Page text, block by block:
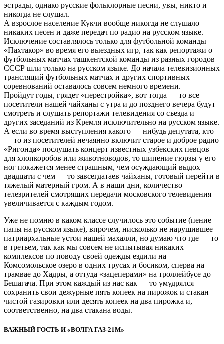
эстрады, однако русские фольклорные песни, увы, никто и
никогда не слушал.
А взрослое население Кукчи вообще никогда не слушало
никаких песен и даже передач по радио на русском языке.
Исключение составлялось только для футбольной команды
«Пахтакор» во время его выездных игр, так как репортажи о
футбольных матчах ташкентской команды из разных городов
СССР шли только на русском языке. До начала телевизионных
трансляций футбольных матчах и других спортивных
соревнований оставалось совсем немного времени.
Пройдут годы, грядет «перестройка», вот тогда — то все
посетители нашей чайханы с утра и до позднего вечера будут
смотреть и слушать репортажи телевидения со съезда и
других заседаний из Кремля исключительно на русском языке.
А если во время выступления какого — нибудь депутата, кто
— то из посетителей нечаянно включит старое и доброе радио
«Ригонда» послушать концерт известных узбекских певцов
для хлопкоробов или животноводов, то шипение гюрзы у его
ног покажется менее страшным, чем осуждающий выдох
двадцати с чем — то завсегдатаев чайханы, готовый перейти в
тяжелый матерный гром. А в наши дни, количество
телезрителей смотрящих передачи московского телевидения
увеличивается с каждым годом.
Уже не помню в каком классе случилось это событие (пение
папы на русском языке), впрочем, нисколько не нарушившее
патриархальные устои нашей махалли, но думаю что где — то
в третьем, так как мы совсем не испытывая никаких
комплексов по поводу своей одежды ездили на
Комсомольское озеро в одних трусах и босиком, сперва на
трамвае до Хадры, а оттуда «зацеперами» на троллейбусе до
Бешагача. При этом каждый из нас как — то умудрялся
сохранить свои дежурные пять копеек на пирожок и стакан
чистой газировки или десять копеек на два пирожка и,
соответственно, на два стакана воды.
ВАЖНЫЙ ГОСТЬ И «ВОЛГА ГАЗ-21М»